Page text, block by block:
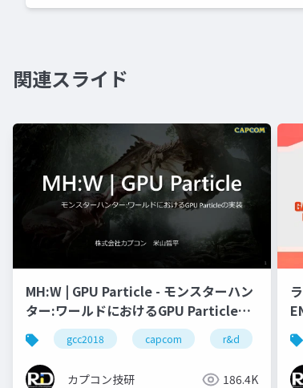
関連スライド
MH:W | GPU Particle - モンスターハン
ター:ワールドにおけるGPU Particleの
実装
gcc2018 capcom r&d カ
カプコン技研 186.4K